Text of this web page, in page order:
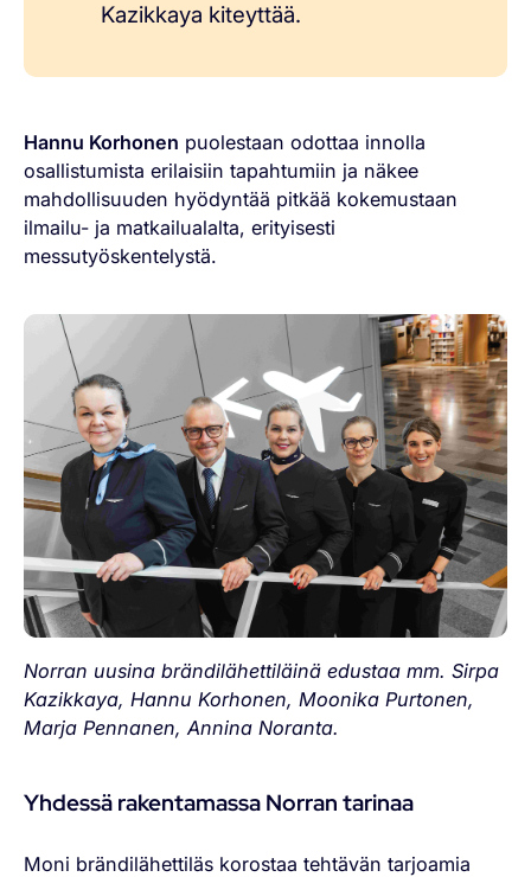
Kazikkaya kiteyttää.
Hannu Korhonen puolestaan odottaa innolla
osallistumista erilaisiin tapahtumiin ja näkee
mahdollisuuden hyödyntää pitkää kokemustaan
ilmailu- ja matkailualalta, erityisesti
messutyöskentelystä.
Norran uusina brändilähettiläinä edustaa mm. Sirpa
Kazikkaya, Hannu Korhonen, Moonika Purtonen,
Marja Pennanen, Annina Noranta.
Yhdessä rakentamassa Norran tarinaa
Moni brändilähettiläs korostaa tehtävän tarjoamia